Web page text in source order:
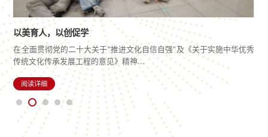
以美育人，以创促学
在全面贯彻党的二十大关于“推进文化自信自强”及《关于实施中华优秀
传统文化传承发展工程的意见》精神...
阅读详细